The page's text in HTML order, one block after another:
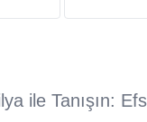
ile Tanışın: